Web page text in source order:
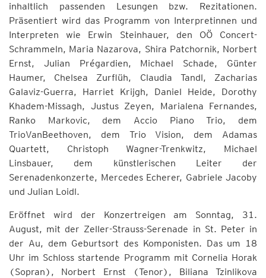
inhaltlich passenden Lesungen bzw. Rezitationen.
Präsentiert wird das Programm von Interpretinnen und
Interpreten wie Erwin Steinhauer, den OÖ Concert-
Schrammeln, Maria Nazarova, Shira Patchornik, Norbert
Ernst, Julian Prégardien, Michael Schade, Günter
Haumer, Chelsea Zurflüh, Claudia Tandl, Zacharias
Galaviz-Guerra, Harriet Krijgh, Daniel Heide, Dorothy
Khadem-Missagh, Justus Zeyen, Marialena Fernandes,
Ranko Markovic, dem Accio Piano Trio, dem
TrioVanBeethoven, dem Trio Vision, dem Adamas
Quartett, Christoph Wagner-Trenkwitz, Michael
Linsbauer, dem künstlerischen Leiter der
Serenadenkonzerte, Mercedes Echerer, Gabriele Jacoby
und Julian Loidl.
Eröffnet wird der Konzertreigen am Sonntag, 31.
August, mit der Zeller-Strauss-Serenade in St. Peter in
der Au, dem Geburtsort des Komponisten. Das um 18
Uhr im Schloss startende Programm mit Cornelia Horak
(Sopran), Norbert Ernst (Tenor), Biliana Tzinlikova